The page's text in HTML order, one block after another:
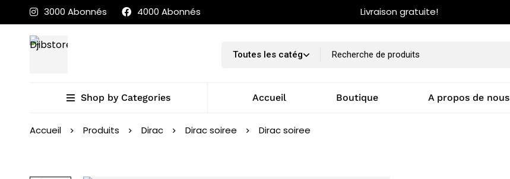
3000 Abonnés 4000 Abonnés Livraison gratuite!
Shop by Categories Accueil Boutique A propos de nous
Accueil Produits Dirac Dirac soiree Dirac soiree